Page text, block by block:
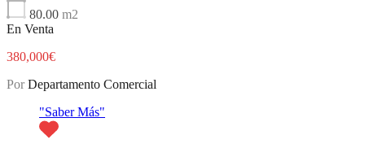
80.00 m2
En Venta
380,000€
Por Departamento Comercial
"Saber Más"